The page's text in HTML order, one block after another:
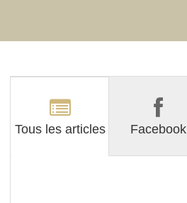
Tous les articles Facebook